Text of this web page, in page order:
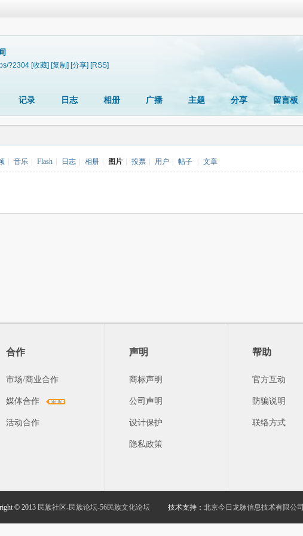
?2304 [收藏] [复制] [分享] [RSS]
记录 日志 相册 广播 主题 分享 留言板
音乐 Flash 日志 相册 图片 投票 用户 帖子 文章
合作
市场/商业合作
媒体合作
活动合作
声明
商标声明
公司声明
设计保护
隐私政策
帮助
官方互动
防骗说明
联络方式
© 2013 民族社区-民族论坛-56民族文化论坛 技术支持： 北京今日龙脉信息技术有限公司